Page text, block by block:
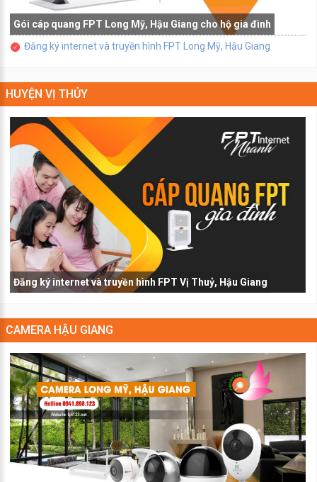
Gói cáp quang FPT Long Mỹ, Hậu Giang cho hộ gia đình
Đăng ký internet và truyền hình FPT Long Mỹ, Hậu Giang
HUYỆN VỊ THỦY
Đăng ký internet và truyền hình FPT Vị Thuỷ, Hậu Giang
CAMERA HẬU GIANG